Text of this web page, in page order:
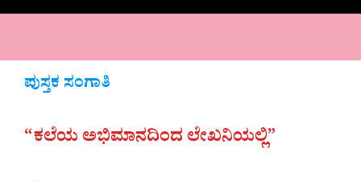
ಪುಸ್ತಕ ಸಂಗಾತಿ
“ಕಲೆಯ ಅಭಿಮಾನದಿಂದ ಲೇಖನಿಯಲ್ಲಿ”